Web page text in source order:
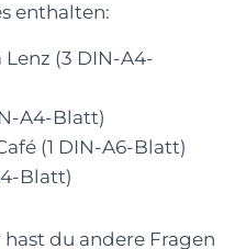
enthalten:
(3 DIN-A4-
A4-Blatt)
(1 DIN-A6-Blatt)
Blatt)
du andere Fragen